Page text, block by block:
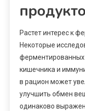
Растет интерес к
Некоторые
кишечника и
в рацион может
улучшить обмен
одинаково